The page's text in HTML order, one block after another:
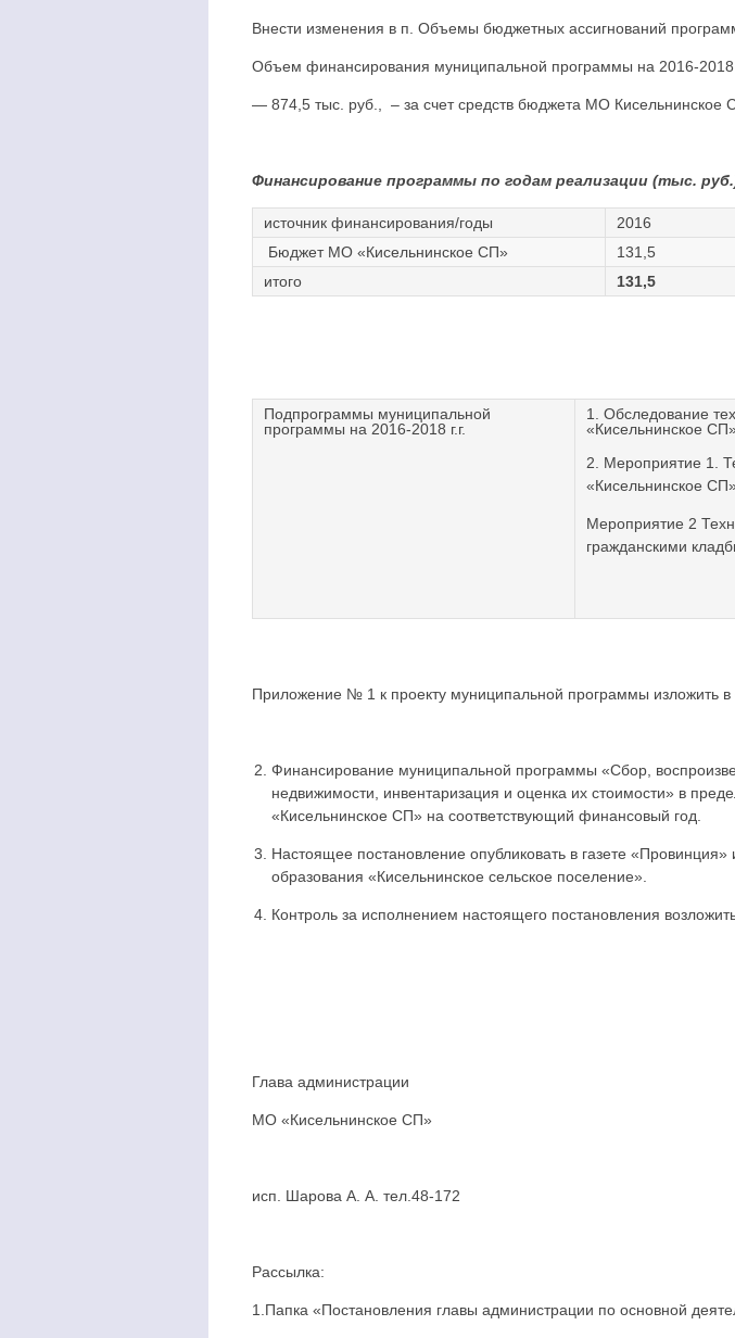
Внести изменения в п. Объемы бюджетных ассигнований
Объем финансирования муниципальной программы на 2016-2018
— 874,5 тыс. руб., – за счет средств бюджета МО Кисельнинское
Финансирование программы по годам реализации (тыс.
источник финансирования/годы 2016
Бюджет МО «Кисельнинское СП»
131,5
итого
131,5
Подпрограммы муниципальной
программы на 2016-2018 г.г.
1. Обследование
«Кисельнинское
2. Мероприятие 1.
«Кисельнинское
Мероприятие 2
гражданскими
Приложение № 1 к проекту муниципальной программы изложить
Финансирование муниципальной программы «Сбор,
недвижимости, инвентаризация и оценка их стоимости» в
«Кисельнинское СП» на соответствующий финансовый год.
Настоящее постановление опубликовать в газете
образования «Кисельнинское сельское поселение».
Контроль за исполнением настоящего постановления
Глава администрации
МО «Кисельнинское СП» Е. Л.
исп. Шарова А. А. тел.48-172
Рассылка:
1.Папка «Постановления главы администрации по основной